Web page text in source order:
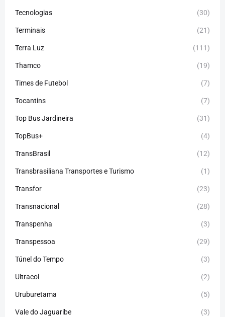
Tecnologias (30)
Terminais (21)
Terra Luz (111)
Thamco (19)
Times de Futebol (7)
Tocantins (7)
Top Bus Jardineira (31)
TopBus+ (4)
TransBrasil (12)
Transbrasiliana Transportes e Turismo (1)
Transfor (23)
Transnacional (28)
Transpenha (3)
Transpessoa (29)
Túnel do Tempo (3)
Ultracol (2)
Uruburetama (5)
Vale do Jaguaribe (3)